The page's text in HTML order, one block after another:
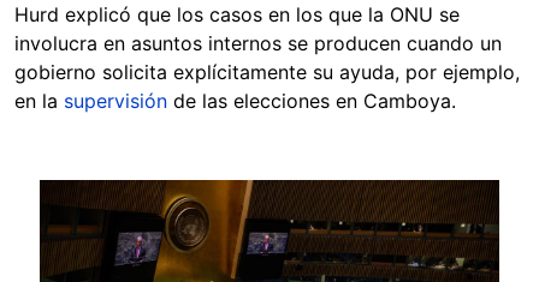
Hurd explicó que los casos en los que la ONU se
involucra en asuntos internos se producen cuando un
gobierno solicita explícitamente su ayuda, por ejemplo,
en la supervisión de las elecciones en Camboya.
Image